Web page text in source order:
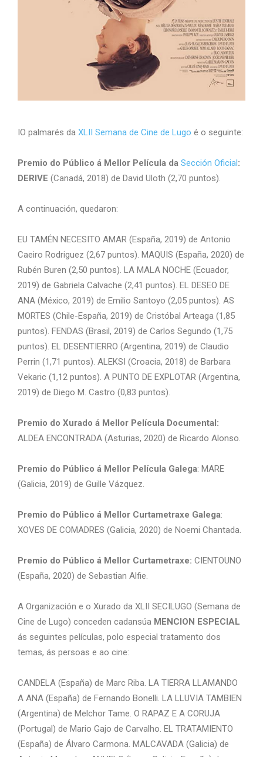
IO palmarés da XLII Semana de Cine de Lugo é o seguinte:
Premio do Público á Mellor Película da Sección Oficial:
DERIVE (Canadá, 2018) de David Uloth (2,70 puntos).
A continuación, quedaron:
EU TAMÉN NECESITO AMAR (España, 2019) de Antonio
Caeiro Rodriguez (2,67 puntos). MAQUIS (España, 2020) de
Rubén Buren (2,50 puntos). LA MALA NOCHE (Ecuador,
2019) de Gabriela Calvache (2,41 puntos). EL DESEO DE
ANA (México, 2019) de Emilio Santoyo (2,05 puntos). AS
MORTES (Chile-España, 2019) de Cristóbal Arteaga (1,85
puntos). FENDAS (Brasil, 2019) de Carlos Segundo (1,75
puntos). EL DESENTIERRO (Argentina, 2019) de Claudio
Perrin (1,71 puntos). ALEKSI (Croacia, 2018) de Barbara
Vekaric (1,12 puntos). A PUNTO DE EXPLOTAR (Argentina,
2019) de Diego M. Castro (0,83 puntos).
Premio do Xurado á Mellor Película Documental:
ALDEA ENCONTRADA (Asturias, 2020) de Ricardo Alonso.
Premio do Público á Mellor Película Galega: MARE
(Galicia, 2019) de Guille Vázquez.
Premio do Público á Mellor Curtametraxe Galega:
XOVES DE COMADRES (Galicia, 2020) de Noemi Chantada.
Premio do Público á Mellor Curtametraxe: CIENTOUNO
(España, 2020) de Sebastian Alfie.
A Organización e o Xurado da XLII SECILUGO (Semana de
Cine de Lugo) conceden cadansúa MENCION ESPECIAL
ás seguintes películas, polo especial tratamento dos
temas, ás persoas e ao cine:
CANDELA (España) de Marc Riba. LA TIERRA LLAMANDO
A ANA (España) de Fernando Bonelli. LA LLUVIA TAMBIEN
(Argentina) de Melchor Tame. O RAPAZ E A CORUJA
(Portugal) de Mario Gajo de Carvalho. EL TRATAMIENTO
(España) de Álvaro Carmona. MALCAVADA (Galicia) de